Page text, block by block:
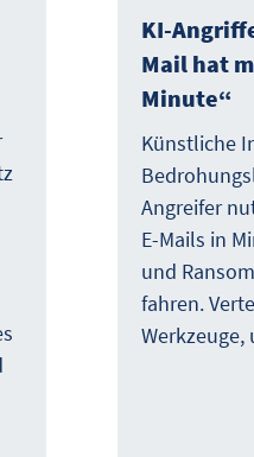
KI-
Mail hat
Minute“
Künstliche
Angreifer
E-Mails in
und
fahren.